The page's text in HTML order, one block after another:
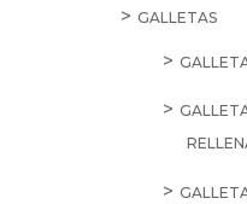
GALLETAS